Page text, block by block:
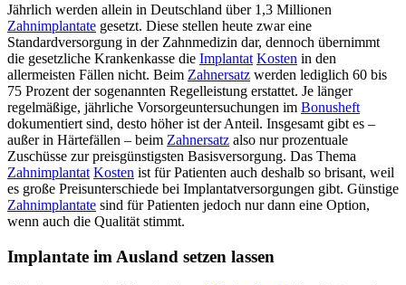
Jährlich werden allein in Deutschland über 1,3 Millionen
Zahnimplantate gesetzt. Diese stellen heute zwar eine
Standardversorgung in der Zahnmedizin dar, dennoch übernimmt
die gesetzliche Krankenkasse die Implantat Kosten in den
allermeisten Fällen nicht. Beim Zahnersatz werden lediglich 60 bis
75 Prozent der sogenannten Regelleistung erstattet. Je länger
regelmäßige, jährliche Vorsorgeuntersuchungen im Bonusheft
dokumentiert sind, desto höher ist der Anteil. Insgesamt gibt es –
außer in Härtefällen – beim Zahnersatz also nur prozentuale
Zuschüsse zur preisgünstigsten Basisversorgung. Das Thema
Zahnimplantat Kosten ist für Patienten auch deshalb so brisant, weil
es große Preisunterschiede bei Implantatversorgungen gibt. Günstige
Zahnimplantate sind für Patienten jedoch nur dann eine Option,
wenn auch die Qualität stimmt.
Implantate im Ausland setzen lassen